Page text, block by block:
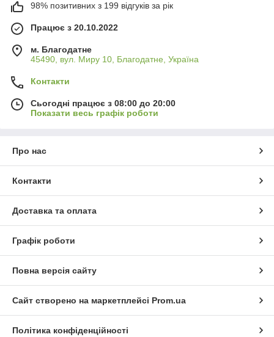
98% позитивних з 199 відгуків за рік
Працює з 20.10.2022
м. Благодатне
45490, вул. Миру 10, Благодатне, Україна
Контакти
Сьогодні працює з 08:00 до 20:00
Показати весь графік роботи
Про нас
Контакти
Доставка та оплата
Графік роботи
Повна версія сайту
Сайт створено на маркетплейсі Prom.ua
Політика конфіденційності